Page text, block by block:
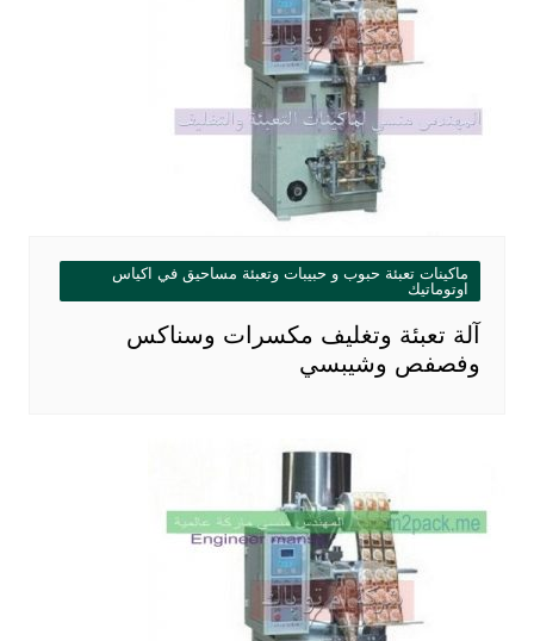
ماكينات تعبئة حبوب و حبيبات وتعبئة مساحيق في اكياس
اوتوماتيك
آلة تعبئة وتغليف مكسرات وسناكس
وفصفص وشيبسي